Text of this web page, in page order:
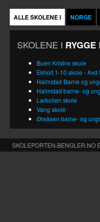
ALLE SKOLENE I NORGE
SKOLENE I RYGGE
Buen Kristne skole
Ekholt 1-10 skole -
Halmstad Barne og
Halmstad barne- og
Larkollen skole
Vang skole
Øreåsen barne- og
SKOLEPORTEN.BENGLER.NO